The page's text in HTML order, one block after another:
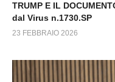
TRUMP E IL
dal Virus n.1730.SP
23 FEBBRAIO 2026